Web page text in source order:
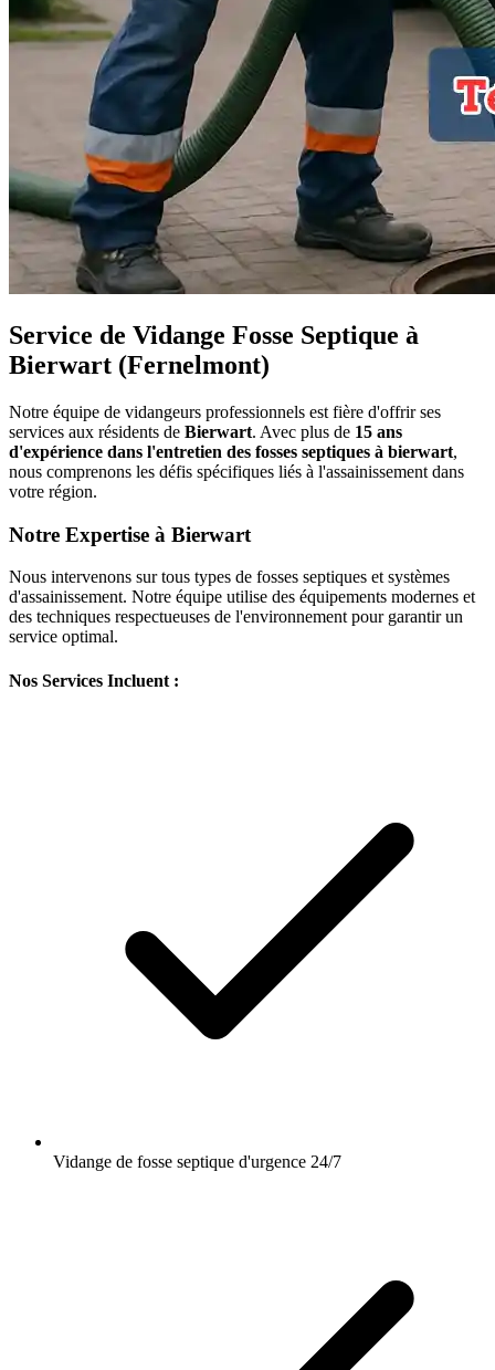
Service de Vidange Fosse Septique à
Bierwart (Fernelmont)
Notre équipe de vidangeurs professionnels est fière d'offrir ses
services aux résidents de Bierwart. Avec plus de 15 ans
d'expérience dans l'entretien des fosses septiques à bierwart,
nous comprenons les défis spécifiques liés à l'assainissement dans
votre région.
Notre Expertise à Bierwart
Nous intervenons sur tous types de fosses septiques et systèmes
d'assainissement. Notre équipe utilise des équipements modernes et
des techniques respectueuses de l'environnement pour garantir un
service optimal.
Nos Services Incluent :
Vidange de fosse septique d'urgence 24/7